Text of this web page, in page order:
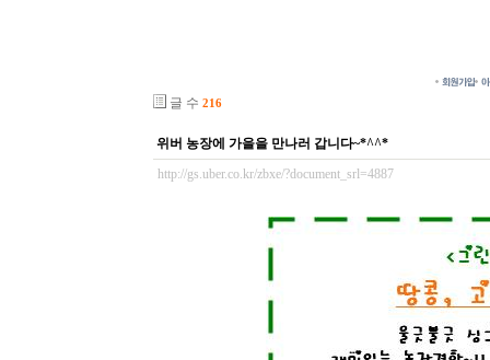
글 수 216
위버 농장에 가을을 만나러 갑니다~*^^*
http://gs.uber.co.kr/zbxe/?document_srl=4887